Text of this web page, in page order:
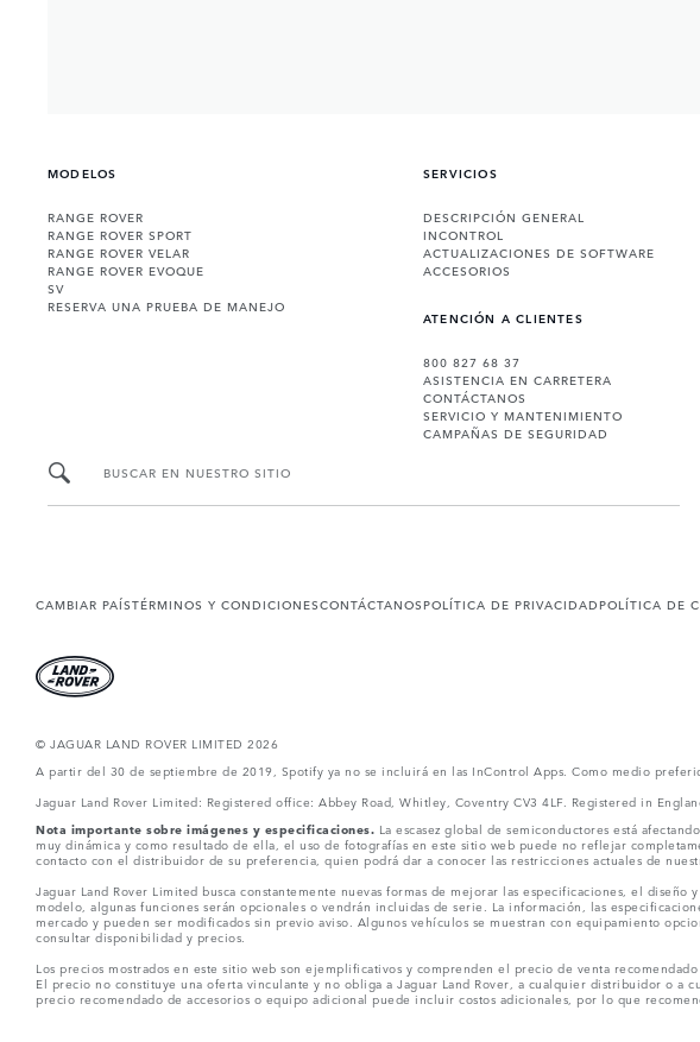
MODELOS
RANGE ROVER
RANGE ROVER SPORT
RANGE ROVER VELAR
RANGE ROVER EVOQUE
SV
RESERVA UNA PRUEBA DE MANEJO
SERVICIOS
DESCRIPCIÓN GENERAL
INCONTROL
ACTUALIZACIONES DE SOFTWARE
ACCESORIOS
ATENCIÓN A CLIENTES
800 827 68 37
ASISTENCIA EN CARRETERA
CONTÁCTANOS
SERVICIO Y MANTENIMIENTO
CAMPAÑAS DE SEGURIDAD
BUSCAR EN NUESTRO SITIO
CAMBIAR PAÍSTÉRMINOS Y CONDICIONESCONTÁCTANOSPOLÍTICA DE PRIVACIDADPOLÍTICA DE
© JAGUAR LAND ROVER LIMITED 2026
A partir del 30 de septiembre de 2019, Spotify ya no se incluirá en las InControl Apps. Como medio
Jaguar Land Rover Limited: Registered office: Abbey Road, Whitley, Coventry CV3 4LF. Registered in
Nota importante sobre imágenes y especificaciones. La escasez global de semiconductores está
muy dinámica y como resultado de ella, el uso de fotografías en este sitio web puede no reflejar
contacto con el distribuidor de su preferencia, quien podrá dar a conocer las restricciones actuales de
Jaguar Land Rover Limited busca constantemente nuevas formas de mejorar las especificaciones, el
modelo, algunas funciones serán opcionales o vendrán incluidas de serie. La información, las
mercado y pueden ser modificados sin previo aviso. Algunos vehículos se muestran con equipamiento
consultar disponibilidad y precios.
Los precios mostrados en este sitio web son ejemplificativos y comprenden el precio de venta
El precio no constituye una oferta vinculante y no obliga a Jaguar Land Rover, a cualquier distribuidor o a
precio recomendado de accesorios o equipo adicional puede incluir costos adicionales, por lo que